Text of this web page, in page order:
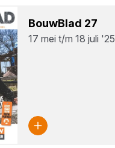
Bouw­Blad 27
17 mei t/m 18 juli '25